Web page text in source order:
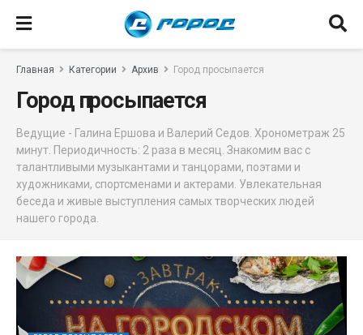
Главная Категории Архив Город просыпается
Город просыпается
Ведущие - Галина Ершова и Валерий Седов. Хронометраж 25
минут. Периодичность: 2 раза в месяц. Знакомим вас с
талантливыми музыкантами и танцорами, поэтами и
художниками, спортсменами и актерами. Увлекательная
беседа и живые выступления самых творческих людей
нашего города.